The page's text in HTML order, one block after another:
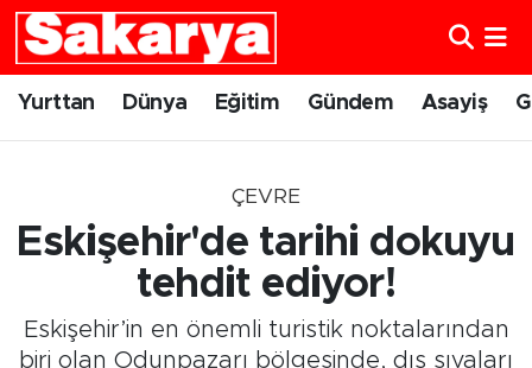
Yurttan Dünya Eğitim Gündem Asayiş
ÇEVRE
Eskişehir'de tarihi dokuyu
tehdit ediyor!
Eskişehir’in en önemli turistik noktalarından
biri olan Odunpazarı bölgesinde, dış sıvaları
Yurttan
Gündem
Eskişehirspor
Eskişehir Nöbetçi Eczaneler
Eskişehir Namaz Vakitleri
Eskişehir Trafik Yoğunluk Haritası
Süper Lig Puan Durumu ve Fikstür